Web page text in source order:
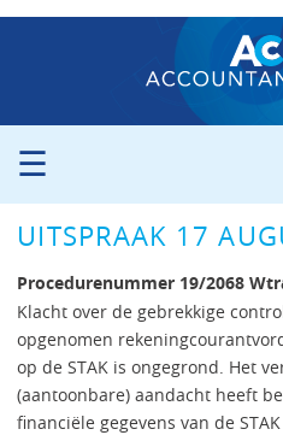
☰
ORGANISATIE
PROCEDURE
PERS
PUBLICATIES
UITSPRAKEN
ZITTINGSAGENDA
CONTACT
UITSPRAAK 17
Procedurenummer 19/2068
Klacht over de gebrekkige
opgenomen
op de STAK is ongegrond. Het
(aantoonbare) aandacht heeft
financiële gegevens van de